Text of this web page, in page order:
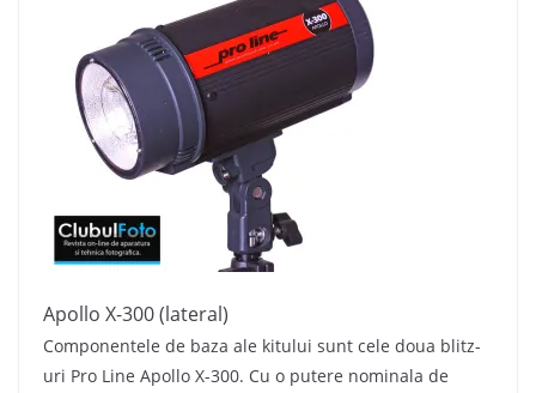
Apollo X-300 (lateral)
Componentele de baza ale kitului sunt cele doua blitz-
uri Pro Line Apollo X-300. Cu o putere nominala de